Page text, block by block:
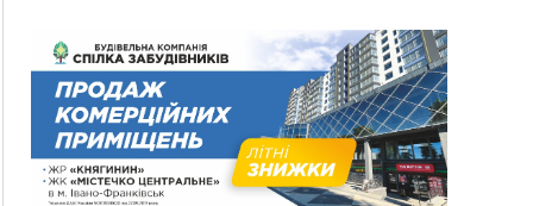
11:18
Майстра лісу з Верховинщини оштрафували на
600 тисяч за переправлення чоловіків до
Румунії
10:49
На Прикарпатті через негоду сталися аварійні
вимкнення світла
10:43
За змову на тендері для Долинської лікарні